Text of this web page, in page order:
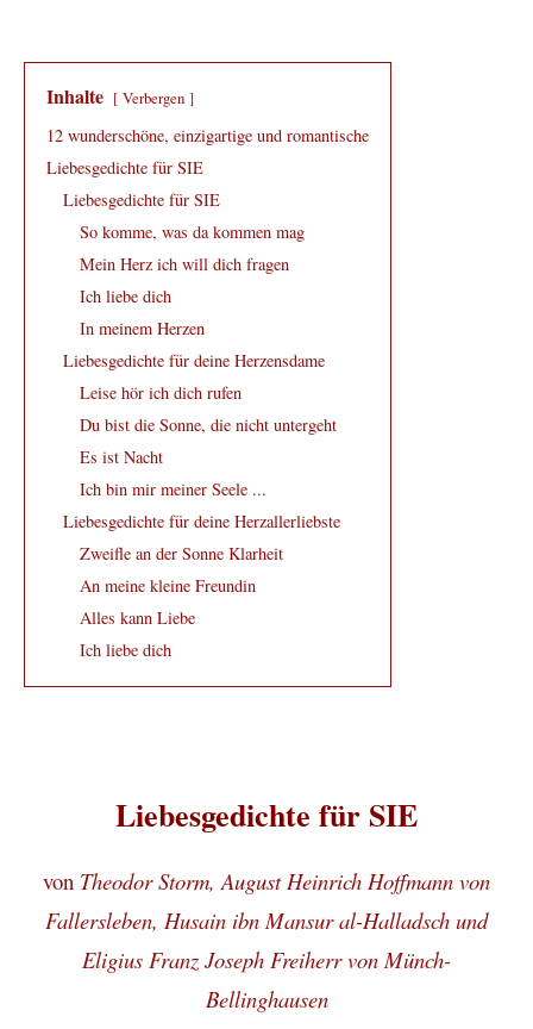
Inhalte Verbergen
12 wunderschöne, einzigartige und romantische
Liebesgedichte für SIE
Liebesgedichte für SIE
So komme, was da kommen mag
Mein Herz ich will dich fragen
Ich liebe dich
In meinem Herzen
Liebesgedichte für deine Herzensdame
Leise hör ich dich rufen
Du bist die Sonne, die nicht untergeht
Es ist Nacht
Ich bin mir meiner Seele ...
Liebesgedichte für deine Herzallerliebste
Zweifle an der Sonne Klarheit
An meine kleine Freundin
Alles kann Liebe
Ich liebe dich
Liebesgedichte für SIE
von Theodor Storm, August Heinrich Hoffmann von
Fallersleben, Husain ibn Mansur al-Halladsch und
Eligius Franz Joseph Freiherr von Münch-
Bellinghausen